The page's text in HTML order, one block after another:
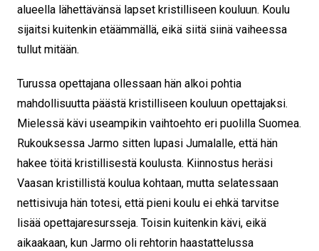
alueella lähettävänsä lapset kristilliseen kouluun. Koulu
sijaitsi kuitenkin etäämmällä, eikä siitä siinä vaiheessa
tullut mitään.
Turussa opettajana ollessaan hän alkoi pohtia
mahdollisuutta päästä kristilliseen kouluun opettajaksi.
Mielessä kävi useampikin vaihtoehto eri puolilla Suomea.
Rukouksessa Jarmo sitten lupasi Jumalalle, että hän
hakee töitä kristillisestä koulusta. Kiinnostus heräsi
Vaasan kristillistä koulua kohtaan, mutta selatessaan
nettisivuja hän totesi, että pieni koulu ei ehkä tarvitse
lisää opettajaresursseja. Toisin kuitenkin kävi, eikä
aikaakaan, kun Jarmo oli rehtorin haastattelussa